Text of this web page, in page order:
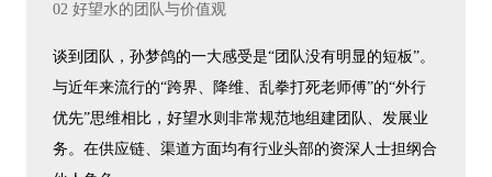
02 好望水的团队与价值观
谈到团队，孙梦鸽的一大感受是“团队没有明显的短板”。
与近年来流行的“跨界、降维、乱拳打死老师傅”的“外行
优先”思维相比，好望水则非常规范地组建团队、发展业
务。在供应链、渠道方面均有行业头部的资深人士担纲合